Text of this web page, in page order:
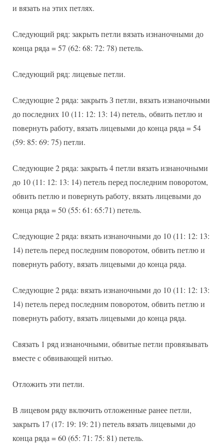
и вязать на этих петлях.
Следующий ряд: закрыть петли вязать изнаночными до
конца ряда = 57 (62: 68: 72: 78) петель.
Следующий ряд: лицевые петли.
Следующие 2 ряда: закрыть З петли, вязать изнаночными
до последних 10 (11: 12: 13: 14) петель‚ обвить петлю и
повернуть работу, вязать лицевыми до конца ряда = 54
(59: 85: 69: 75) петли.
Следующие 2 ряда: закрыть 4 петли вязать изнаночными
до 10 (11: 12: 13: 14) петель перед последним поворотом,
обвить петлю и повернуть работу, вязать лицевыми до
конца ряда = 50 (55: 61: 65:71) петель.
Следующие 2 ряда: вязать изнаночными до 10 (11: 12: 13:
14) петель перед последним поворотом, обвить петлю и
повернуть работу, вязать лицевыми до конца ряда.
Следующие 2 ряда: вязать изнаночными до 10 (11: 12: 13:
14) петель перед последним поворотом, обвить петлю и
повернуть работу, вязать лицевыми до конца ряда.
Связать 1 ряд изнаночными, обвитые петли провязывать
вместе с обвивающей нитью.
Отложить эти петли.
В лицевом ряду включить отложенные ранее петли,
закрыть 17 (17: 19: 19: 21) петель вязать лицевыми до
конца ряда = 60 (65: 71: 75: 81) петель.